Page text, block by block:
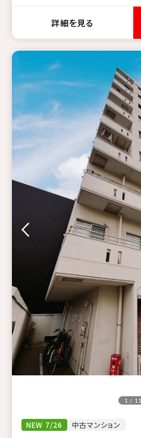
詳細を見る
NEW 7/26 中古マンション
1 / 11